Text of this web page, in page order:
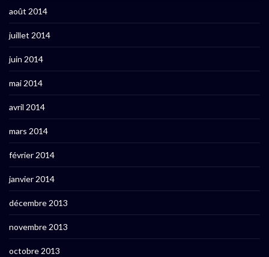
août 2014
juillet 2014
juin 2014
mai 2014
avril 2014
mars 2014
février 2014
janvier 2014
décembre 2013
novembre 2013
octobre 2013